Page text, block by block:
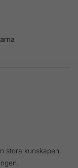
stora kunskapen.